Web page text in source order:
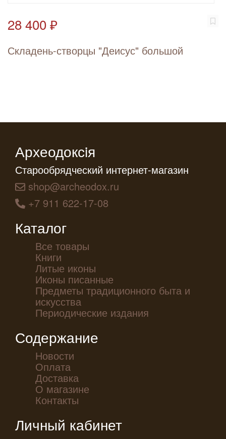
28 400 ₽
Складень-створцы "Деисус" большой
Археодоксiя
Старообрядческий интернет-магазин
shop@archeodox.ru
+7 911 622-17-08
Каталог
Все товары
Книги
Литые иконы
Иконы писанные
Предметы традиционного быта и
искусства
Периодические издания
Содержание
Новости
Оплата
Доставка
О магазине
Контакты
Личный кабинет